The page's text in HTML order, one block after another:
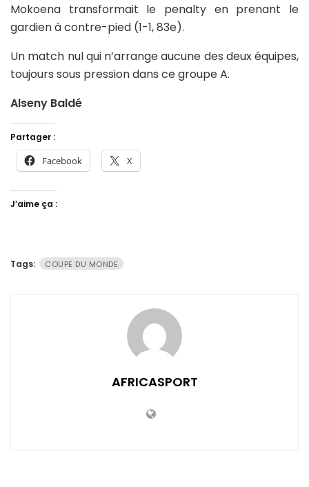
Mokoena transformait le penalty en prenant le
gardien à contre-pied (1-1, 83e).
Un match nul qui n’arrange aucune des deux équipes,
toujours sous pression dans ce groupe A.
Alseny Baldé
Partager :
Facebook X
J’aime ça :
Tags: COUPE DU MONDE
AFRICASPORT